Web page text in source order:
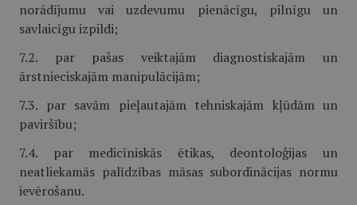
norādījumu vai uzdevumu pienācīgu, pilnīgu un
savlaicīgu izpildi;
7.2. par pašas veiktajām diagnostiskajām un
ārstnieciskajām manipulācijām;
7.3. par savām pieļautajām tehniskajām kļūdām un
paviršību;
7.4. par medicīniskās ētikas, deontoloģijas un
neatliekamās palīdzības māsas subordinācijas normu
ievērošanu.